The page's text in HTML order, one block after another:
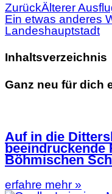
ZurückÄlterer
Ein etwas anderes
Landeshauptstadt
Inhaltsverzeichnis
Ganz neu für dich
Auf in die
beeindruckende
Böhmischen
erfahre mehr »